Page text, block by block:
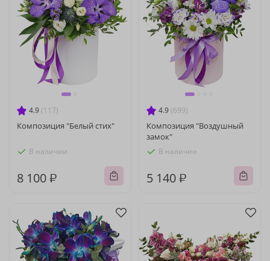
4.9 (117)
Композиция "Белый стих"
В наличии
8 100 ₽
4.9 (699)
Композиция "Воздушный
замок"
В наличии
5 140 ₽